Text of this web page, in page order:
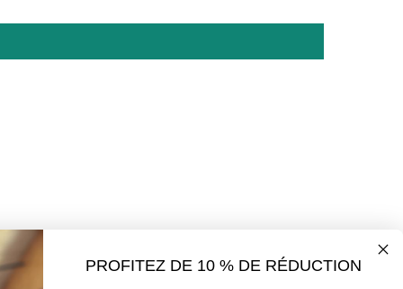
PROFITEZ DE 10 % DE RÉDUCTION